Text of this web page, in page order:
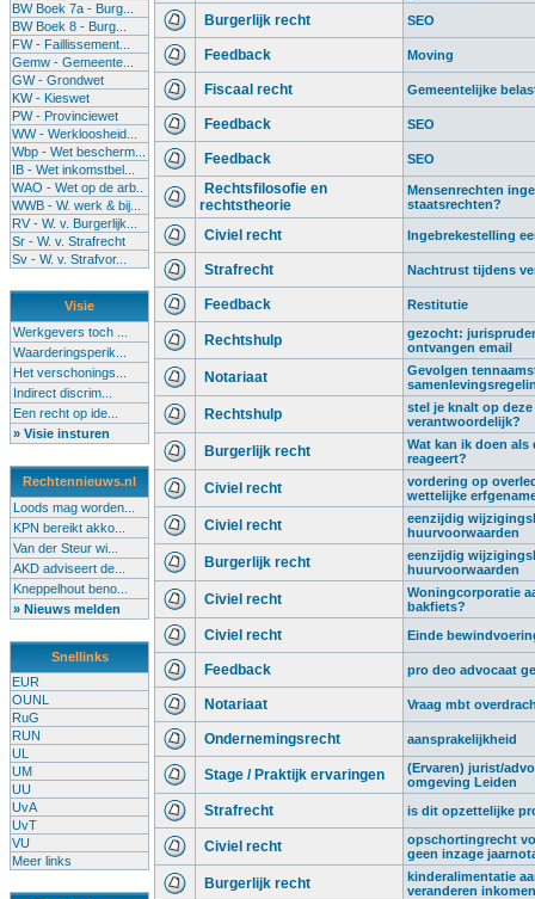
BW Boek 7a - Burg...
BW Boek 8 - Burg...
FW - Faillissement...
Gemw - Gemeente...
GW - Grondwet
KW - Kieswet
PW - Provinciewet
WW - Werkloosheid...
Wbp - Wet bescherm...
IB - Wet inkomstbel...
WAO - Wet op de arb..
WWB - W. werk & bij...
RV - W. v. Burgerlijk...
Sr - W. v. Strafrecht
Sv - W. v. Strafvor...
Visie
Werkgevers toch ...
Waarderingsperik...
Het verschonings...
Indirect discrim...
Een recht op ide...
» Visie insturen
Rechtennieuws.nl
Loods mag worden...
KPN bereikt akko...
Van der Steur wi...
AKD adviseert de...
Kneppelhout beno...
» Nieuws melden
Snellinks
EUR
OUNL
RuG
RUN
UL
UM
UU
UvA
UvT
VU
Meer links
Burgerlijk recht SEO
Feedback Moving
Fiscaal recht Gemeentelijke
Feedback SEO
Feedback SEO
Rechtsfilosofie en
rechtstheorie
Mensenrechten
staatsrechten?
Civiel recht Ingebrekestelling
Strafrecht Nachtrust tijdens
Feedback Restitutie
Rechtshulp
gezocht:
ontvangen email
Notariaat
Gevolgen
Rechtshulp
stel je knalt op
verantwoordelijk?
Burgerlijk recht
Wat kan ik doen
reageert?
Civiel recht
vordering op
wettelijke
Civiel recht
eenzijdig
huurvoorwaarden
Burgerlijk recht
eenzijdig
huurvoorwaarden
Civiel recht
Woningcorporatie
bakfiets?
Civiel recht Einde
Feedback pro deo advocaat
Notariaat Vraag mbt
Ondernemingsrecht aansprakelijkheid
Stage / Praktijk ervaringen
(Ervaren) jurist/
omgeving Leiden
Strafrecht is dit opzettelijke
Civiel recht
opschortingrecht
geen inzage
Burgerlijk recht
kinderalimentatie
veranderen inkomen